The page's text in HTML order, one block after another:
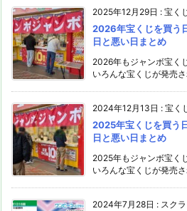
2025年12月29日 : 宝く
2026年宝くじを買う
日と悪い日まとめ
2026年もジャンボ宝く
いろんな宝くじが発売
2024年12月13日 : 宝く
2025年宝くじを買う
日と悪い日まとめ
2025年もジャンボ宝く
いろんな宝くじが発売
2024年7月28日 : スク